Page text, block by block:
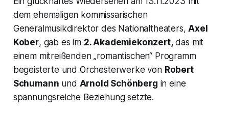
dem ehemaligen kommissarischen
Generalmusikdirektor des Nationaltheaters,Axel
Kober, gab es im 2. Akademiekonzert,das mit
einem mitreißenden„romantischen“ Programm
begeisterte und Orchesterwerke von Robert
Schumann und Arnold Schönberg in eine
spannungsreiche Beziehung setzte.